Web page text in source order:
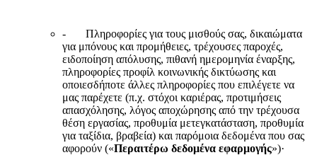
- Πληροφορίες για τους μισθούς σας, δικαιώματα
για μπόνους και προμήθειες, τρέχουσες παροχές,
ειδοποίηση απόλυσης, πιθανή ημερομηνία έναρξης,
πληροφορίες προφίλ κοινωνικής δικτύωσης και
οποιεσδήποτε άλλες πληροφορίες που επιλέγετε να
μας παρέχετε (π.χ. στόχοι καριέρας, προτιμήσεις
απασχόλησης, λόγος αποχώρησης από την τρέχουσα
θέση εργασίας, προθυμία μετεγκατάσταση, προθυμία
για ταξίδια, βραβεία) και παρόμοια δεδομένα που σας
αφορούν («Περαιτέρω δεδομένα εφαρμογής»)·